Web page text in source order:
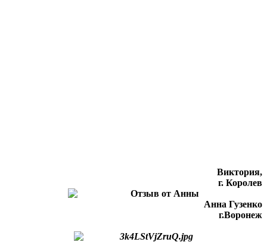
Виктория,
г. Королев
Анна Гузенко
г.Воронеж